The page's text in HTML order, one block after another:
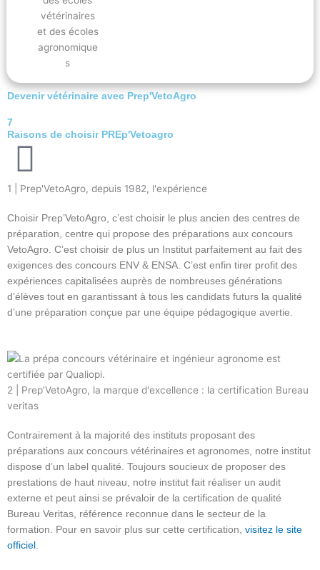
Devenir vétérinaire avec Prep'VetoAgro
7
Raisons de choisir PREp'Vetoagro
1 | Prep'VetoAgro, depuis 1982, l'expérience
Choisir Prep’VetoAgro, c’est choisir le plus ancien des centres de
préparation, centre qui propose des préparations aux concours
VetoAgro. C’est choisir de plus un Institut parfaitement au fait des
exigences des concours ENV & ENSA. C’est enfin tirer profit des
expériences capitalisées auprès de nombreuses générations
d’élèves tout en garantissant à tous les candidats futurs la qualité
d’une préparation conçue par une équipe pédagogique avertie.
2 | Prep'VetoAgro, la marque d'excellence : la certification Bureau
veritas
Contrairement à la majorité des instituts proposant des
préparations aux concours vétérinaires et agronomes, notre institut
dispose d’un label qualité. Toujours soucieux de proposer des
prestations de haut niveau, notre institut fait réaliser un audit
externe et peut ainsi se prévaloir de la certification de qualité
Bureau Veritas, référence reconnue dans le secteur de la
formation. Pour en savoir plus sur cette certification, visitez le site
officiel .